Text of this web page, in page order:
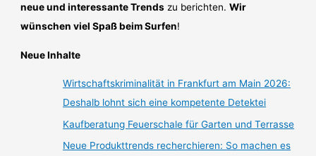
neue und interessante Trends zu berichten.Wir
wünschen viel Spaß beim Surfen!
Neue Inhalte
Wirtschaftskriminalität in Frankfurt am Main 2026:
Deshalb lohnt sich eine kompetente Detektei
Kaufberatung Feuerschale für Garten und Terrasse
Neue Produkttrends recherchieren: So machen es